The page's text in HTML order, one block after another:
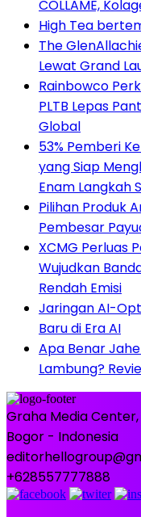
COLLAME,
High Tea
The
Lewat Grand
Rainbowco
PLTB Lepas
Global
53% Pemberi
yang Siap
Enam Langkah
Pilihan Produk
Pembesar
XCMG Perluas
Wujudkan
Rendah Emisi
Jaringan AI-
Baru di Era AI
Apa Benar
Lambung?
Graha Media Center,
Bogor - Indonesia
+628557777888